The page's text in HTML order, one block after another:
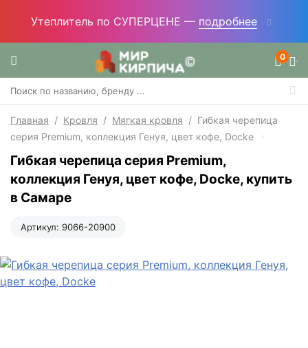
Утеплитель по СУПЕРЦЕНЕ — подробнее
0
Главная / Кровля / Мягкая кровля / Гибкая черепица
серия Premium, коллекция Генуя, цвет кофе, Docke
Гибкая черепица серия Premium,
коллекция Генуя, цвет кофе, Docke, купить
в Самаре
Артикул: 9066-20900